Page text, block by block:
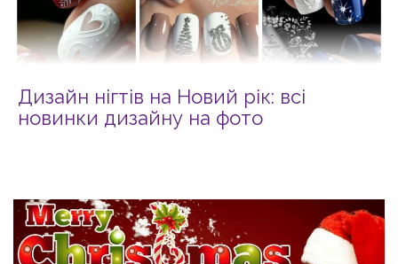
Дизайн нігтів на Новий рік: всі
новинки дизайну на фото